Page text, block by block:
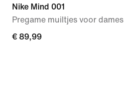
Nike Mind 001
Pregame muiltjes voor dames
€ 89,99
€ 89,99